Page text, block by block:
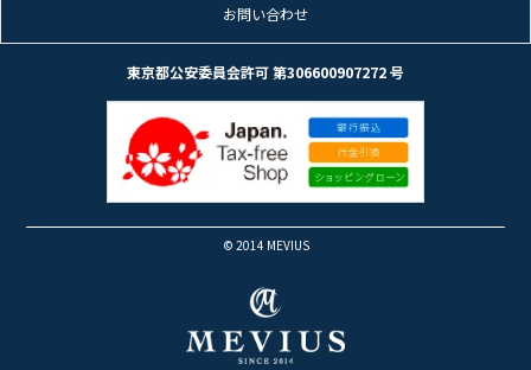
お問い合わせ
東京都公安委員会許可 第306600907272 号
© 2014 MEVIUS